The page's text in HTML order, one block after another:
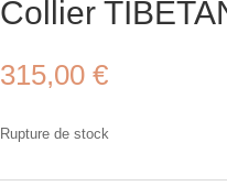
Collier
315,00 €
Rupture de stock